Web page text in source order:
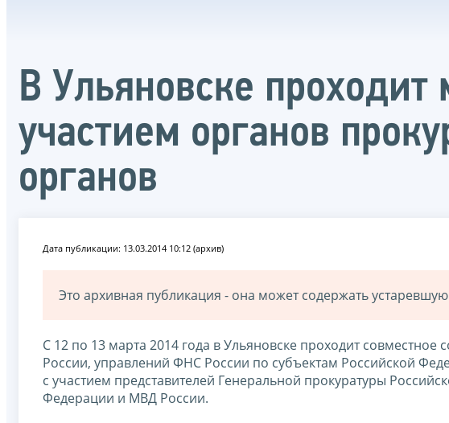
В Ульяновске
участием органов
органов
Дата публикации: 13.03.2014 10:12 (архив)
Это архивная публикация - она может содержать
С 12 по 13 марта 2014 года в Ульяновске проходит
России, управлений ФНС России по субъектам Российской
с участием представителей Генеральной прокуратуры
Федерации и МВД России.